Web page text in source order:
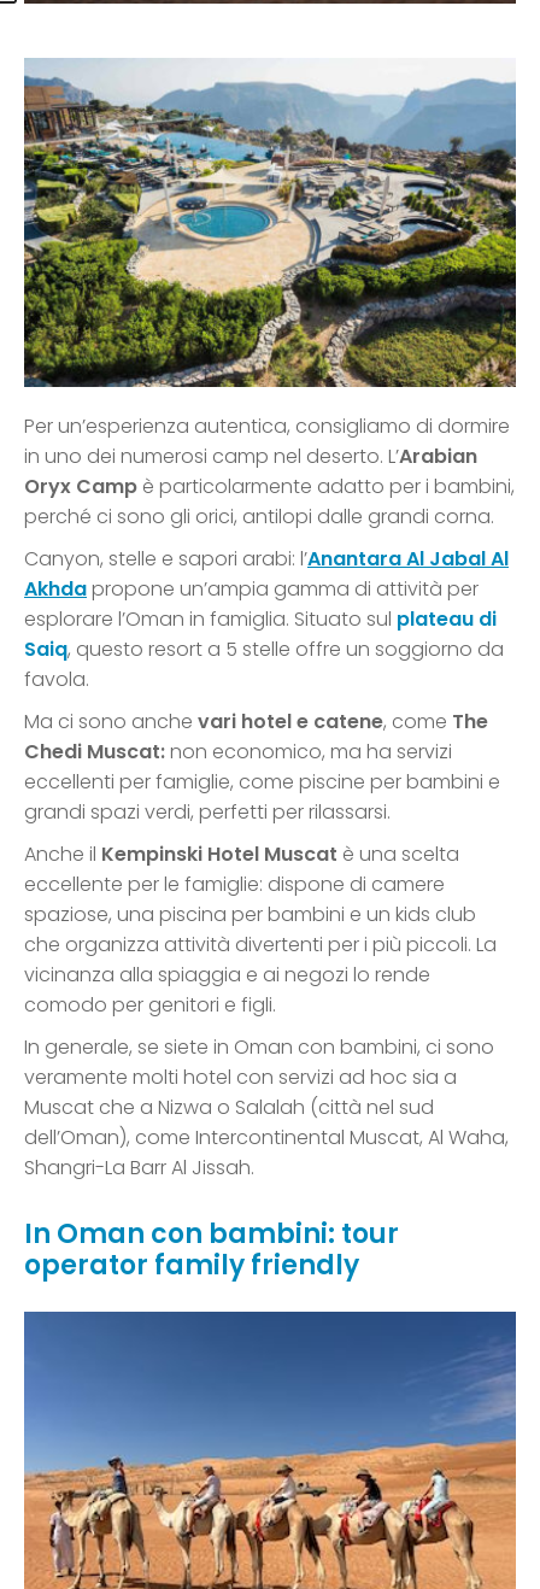
Per un’esperienza autentica, consigliamo di dormire
in uno dei numerosi camp nel deserto. L’Arabian
Oryx Camp è particolarmente adatto per i bambini,
perché ci sono gli orici, antilopi dalle grandi corna.
Canyon, stelle e sapori arabi: l’Anantara Al Jabal Al
Akhdapropone un’ampia gamma di attività per
esplorare l’Oman in famiglia. Situato sul plateau di
Saiq, questo resort a 5 stelle offre un soggiorno da
favola.
Ma ci sono anche vari hotel e catene, come The
Chedi Muscat:non economico, ma ha servizi
eccellenti per famiglie, come piscine per bambini e
grandi spazi verdi, perfetti per rilassarsi.
Anche il Kempinski Hotel Muscat è una scelta
eccellente per le famiglie: dispone di camere
spaziose, una piscina per bambini e un kids club
che organizza attività divertenti per i più piccoli. La
vicinanza alla spiaggia e ai negozi lo rende
comodo per genitori e figli.
In generale, se siete in Oman con bambini, ci sono
veramente molti hotel con servizi ad hoc sia a
Muscat che a Nizwa o Salalah (città nel sud
dell’Oman), come Intercontinental Muscat, Al Waha,
Shangri-La Barr Al Jissah.
In Oman con bambini: tour
operator family friendly